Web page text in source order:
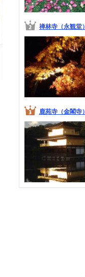
禅林寺（永観堂）
鹿苑寺（金閣寺）